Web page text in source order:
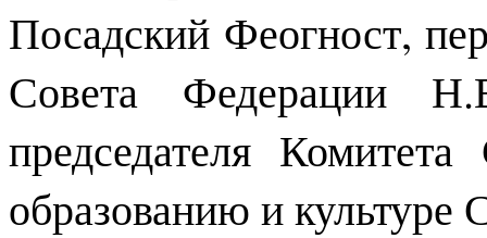
Посадский Феогност,
Совета Федерации
председателя
образованию и культуре